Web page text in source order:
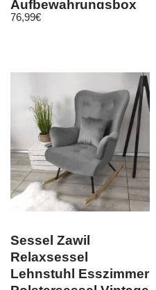
Aufbewahrungsbox
mit abnehmbarem
76,99€
Sessel Zawil
Relaxsessel
Lehnstuhl Esszimmer